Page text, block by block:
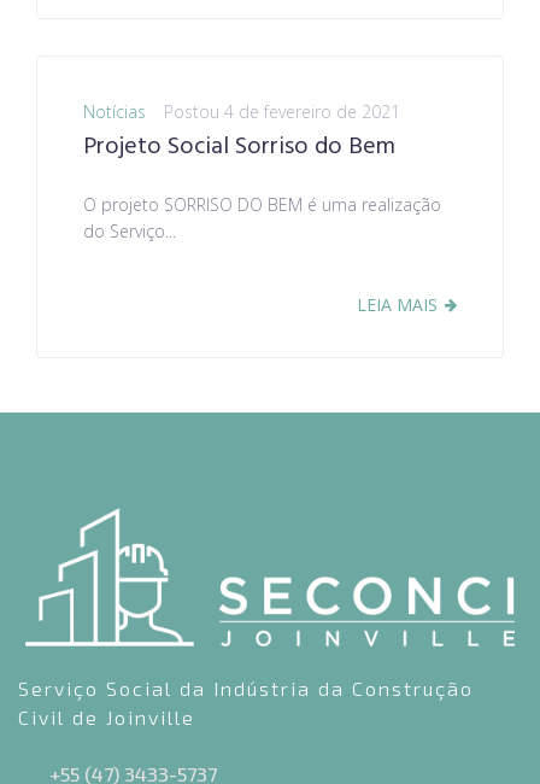
Notícias Postou 4 de fevereiro de 2021
Projeto Social Sorriso do Bem
O projeto SORRISO DO BEM é uma realização
do Serviço...
LEIA MAIS
Serviço Social da Indústria da Construção
Civil de Joinville
+55 (47) 3433-5737